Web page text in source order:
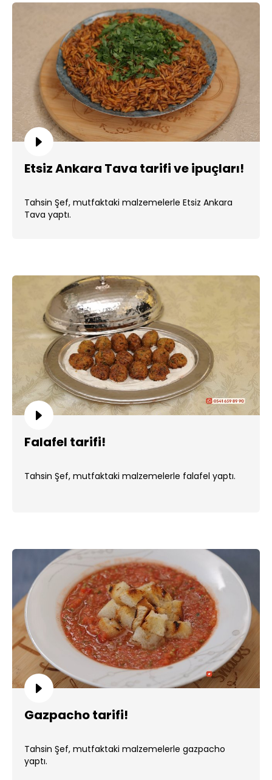
Etsiz Ankara Tava tarifi ve ipuçları!
Tahsin Şef, mutfaktaki malzemelerle Etsiz Ankara
Tava yaptı.
Falafel tarifi!
Tahsin Şef, mutfaktaki malzemelerle falafel yaptı.
Gazpacho tarifi!
Tahsin Şef, mutfaktaki malzemelerle gazpacho
yaptı.